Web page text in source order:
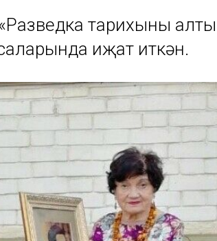
тарихының
иҗат иткән.